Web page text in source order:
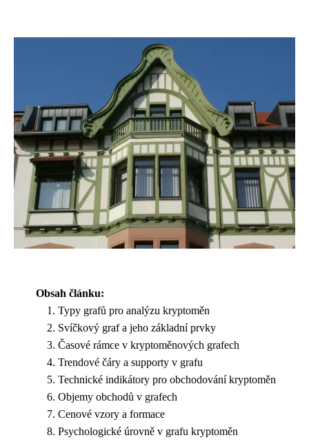
Obsah článku:
Typy grafů pro analýzu kryptoměn
Svíčkový graf a jeho základní prvky
Časové rámce v kryptoměnových grafech
Trendové čáry a supporty v grafu
Technické indikátory pro obchodování kryptoměn
Objemy obchodů v grafech
Cenové vzory a formace
Psychologické úrovně v grafu kryptoměn